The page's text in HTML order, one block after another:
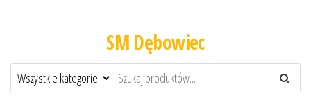
SM Dębowiec